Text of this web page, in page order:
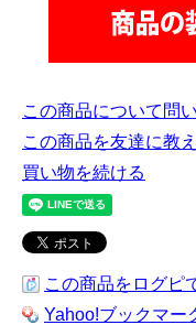
この商品について問
この商品を友達に教
買い物を続ける
この商品をログピ
Yahoo!ブックマー